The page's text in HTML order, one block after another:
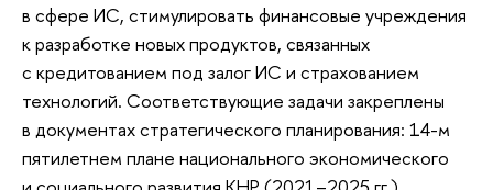
в сфере ИС, стимулировать финансовые учреждения
к разработке новых продуктов, связанных
с кредитованием под залог ИС и страхованием
технологий. Соответствующие задачи закреплены
в документах стратегического планирования: 14-м
пятилетнем плане национального экономического